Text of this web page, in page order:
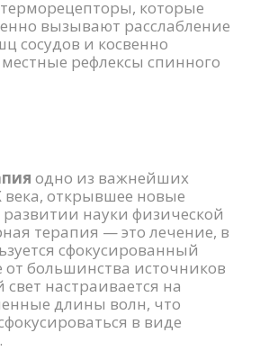
которые
вызывают расслабление
сосудов и косвенно
рефлексы спинного
одно из важнейших
века, открывшее новые
науки физической
терапия — это лечение, в
сфокусированный
от большинства источников
настраивается на
длины волн, что
в виде